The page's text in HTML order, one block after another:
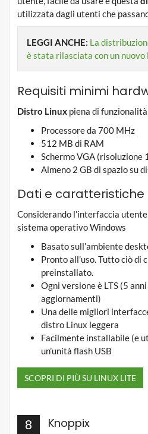
utilizzata dagli utenti che
LEGGI ANCHE: La
è stata rilasciata con un nuovo
Requisiti minimi
Distro Linux piena di
Processore da 700 MHz
512 MB di RAM
Schermo VGA (risoluzione
Almeno 2 GB di spazio su
Dati e caratteristiche
Considerando l’interfaccia
sistema operativo Windows
Basato sull’ambiente
Pronto all’uso. Tutto ciò di
preinstallato.
Ogni versione è LTS (5
aggiornamenti)
Una delle migliori
distro Linux leggera
Facilmente installabile (e
un’unità flash USB
SCOPRI DI PIÙ SU LINUX LITE
8 Knoppix